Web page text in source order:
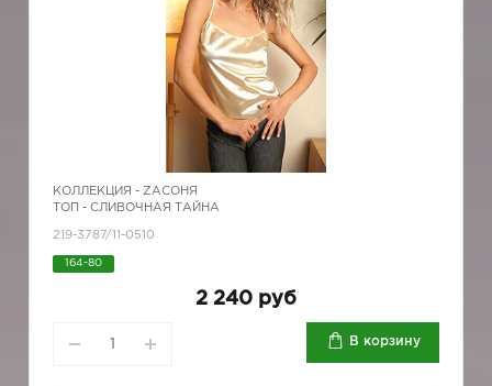
КОЛЛЕКЦИЯ - ZAСОНЯ
ТОП - СЛИВОЧНАЯ ТАЙНА
219-3787/11-0510
164-80
2 240 руб
В корзину